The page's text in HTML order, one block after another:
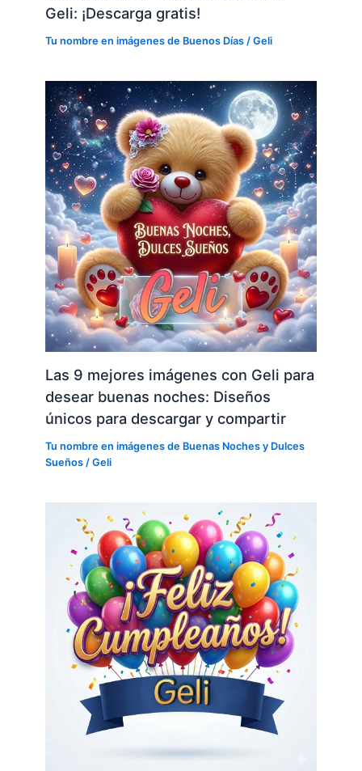
Geli: ¡Descarga gratis!
Tu nombre en imágenes de Buenos Días /Geli
Las 9 mejores imágenes con Geli para
desear buenas noches: Diseños
únicos para descargar y compartir
Tu nombre en imágenes de Buenas Noches y Dulces
Sueños /Geli